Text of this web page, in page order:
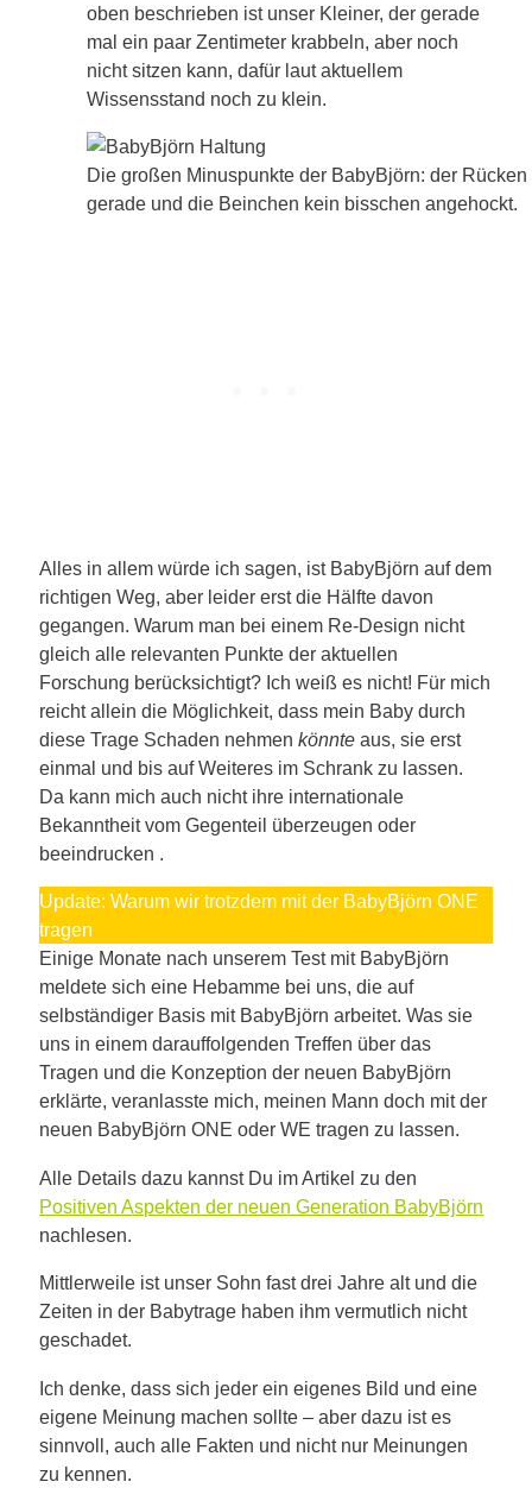
oben beschrieben ist unser Kleiner, der gerade
mal ein paar Zentimeter krabbeln, aber noch
nicht sitzen kann, dafür laut aktuellem
Wissensstand noch zu klein.
Die großen Minuspunkte der BabyBjörn: der Rücken
gerade und die Beinchen kein bisschen angehockt.
Alles in allem würde ich sagen, ist BabyBjörn auf dem
richtigen Weg, aber leider erst die Hälfte davon
gegangen. Warum man bei einem Re-Design nicht
gleich alle relevanten Punkte der aktuellen
Forschung berücksichtigt? Ich weiß es nicht! Für mich
reicht allein die Möglichkeit, dass mein Baby durch
diese Trage Schaden nehmenkönnte aus, sie erst
einmal und bis auf Weiteres im Schrank zu lassen.
Da kann mich auch nicht ihre internationale
Bekanntheit vom Gegenteil überzeugen oder
beeindrucken .
Update: Warum wir trotzdem mit der BabyBjörn ONE
tragen
Einige Monate nach unserem Test mit BabyBjörn
meldete sich eine Hebamme bei uns, die auf
selbständiger Basis mit BabyBjörn arbeitet. Was sie
uns in einem darauffolgenden Treffen über das
Tragen und die Konzeption der neuen BabyBjörn
erklärte, veranlasste mich, meinen Mann doch mit der
neuen BabyBjörn ONE oder WE tragen zu lassen.
Alle Details dazu kannst Du im Artikel zu den
Positiven Aspekten der neuen Generation BabyBjörn
nachlesen.
Mittlerweile ist unser Sohn fast drei Jahre alt und die
Zeiten in der Babytrage haben ihm vermutlich nicht
geschadet.
Ich denke, dass sich jeder ein eigenes Bild und eine
eigene Meinung machen sollte – aber dazu ist es
sinnvoll, auch alle Fakten und nicht nur Meinungen
zu kennen.